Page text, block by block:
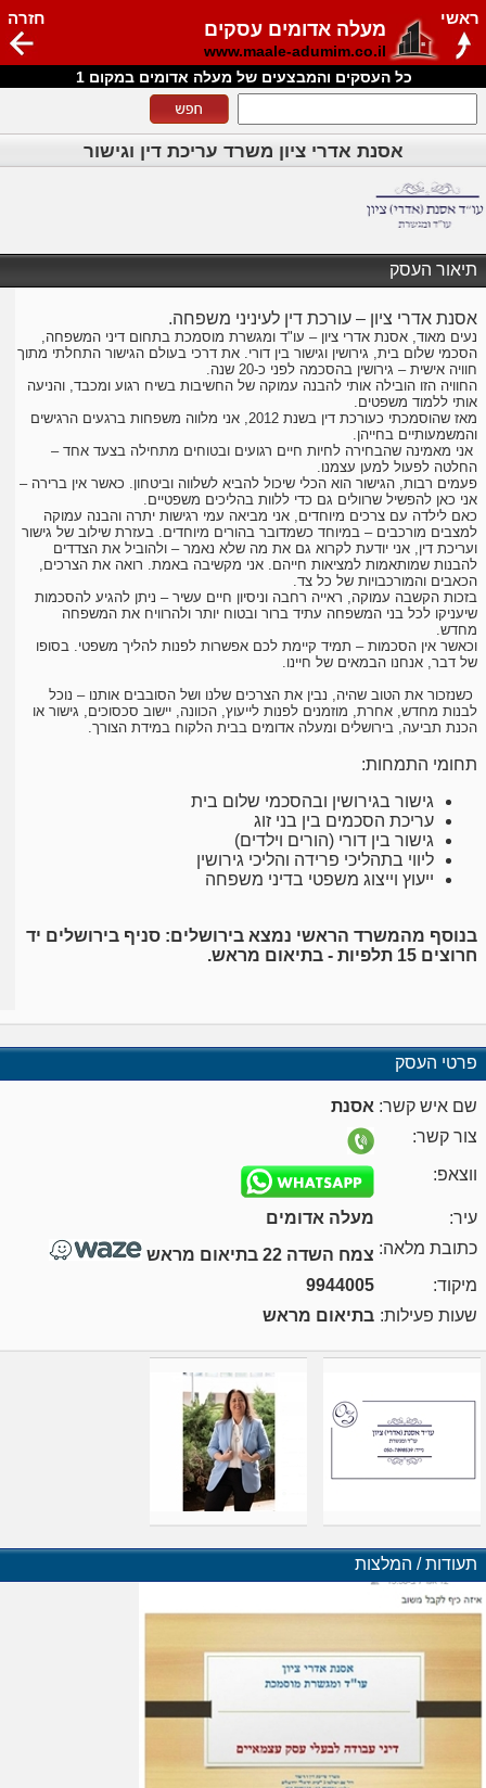
מעלה אדומים עסקים
www.maale-adumim.co.il
חזרה ראשי
כל העסקים והמבצעים של מעלה אדומים במקום 1
אסנת אדרי ציון משרד עריכת דין וגישור
תיאור העסק
אסנת אדרי ציון – עורכת דין לעיניני משפחה.
נעים מאוד, אסנת אדרי ציון – עו"ד ומגשרת מוסמכת בתחום דיני המשפחה,
הסכמי שלום בית, גירושין וגישור בין דורי. את דרכי בעולם הגישור התחלתי מתוך
חוויה אישית – גירושין בהסכמה לפני כ-20 שנה.
החוויה הזו הובילה אותי להבנה עמוקה של החשיבות בשיח רגוע ומכבד, והניעה
אותי ללמוד משפטים.
מאז שהוסמכתי כעורכת דין בשנת 2012, אני מלווה משפחות ברגעים הרגישים
והמשמעותיים בחייהן.
אני מאמינה שהבחירה לחיות חיים רגועים ובטוחים מתחילה בצעד אחד –
החלטה לפעול למען עצמנו.
פעמים רבות, הגישור הוא הכלי שיכול להביא לשלווה וביטחון. כאשר אין ברירה –
אני כאן להפשיל שרוולים גם כדי ללוות בהליכים משפטיים.
כאם לילדה עם צרכים מיוחדים, אני מביאה עמי רגישות יתרה והבנה עמוקה
למצבים מורכבים – במיוחד כשמדובר בהורים מיוחדים. בעזרת שילוב של גישור
ועריכת דין, אני יודעת לקרוא גם את מה שלא נאמר – ולהוביל את הצדדים
להבנות שמותאמות למציאות חייהם. אני מקשיבה באמת. רואה את הצרכים,
הכאבים והמורכבויות של כל צד.
בזכות הקשבה עמוקה, ראייה רחבה וניסיון חיים עשיר – ניתן להגיע להסכמות
שיעניקו לכל בני המשפחה עתיד ברור ובטוח יותר ולהרוויח את המשפחה
מחדש.
וכאשר אין הסכמות – תמיד קיימת לכם אפשרות לפנות להליך משפטי. בסופו
של דבר, אנחנו הבמאים של חיינו.
כשנזכור את הטוב שהיה, נבין את הצרכים שלנו ושל הסובבים אותנו – נוכל
לבנות מחדש, אחרת, מוזמנים לפנות לייעוץ, הכוונה, יישוב סכסוכים, גישור או
הכנת תביעה, בירושלים ומעלה אדומים בבית הלקוח במידת הצורך.
תחומי התמחות:
גישור בגירושין ובהסכמי שלום בית
עריכת הסכמים בין בני זוג
גישור בין דורי (הורים וילדים)
ליווי בתהליכי פרידה והליכי גירושין
ייעוץ וייצוג משפטי בדיני משפחה
בנוסף מהמשרד הראשי נמצא בירושלים: סניף בירושלים יד
חרוצים 15 תלפיות - בתיאום מראש.
פרטי העסק
שם איש קשר: אסנת
צור קשר:
ווצאפ:
עיר:
מעלה אדומים
כתובת מלאה: צמח השדה 22 בתיאום מראש
מיקוד:
9944005
שעות פעילות: בתיאום מראש
תעודות / המלצות